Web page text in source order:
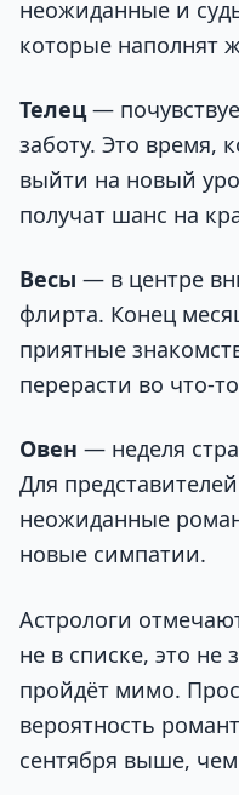
неожиданные и
которые наполнят
Телец—
заботу. Это время,
выйти на новый
получат шанс на
Весы — в центре
флирта. Конец
приятные
перерасти во что-
Овен — неделя
Для
неожиданные
новые симпатии.
Астрологи
не в списке, это не
пройдёт мимо.
вероятность
сентября выше,